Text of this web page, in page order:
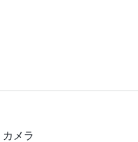
カメラ